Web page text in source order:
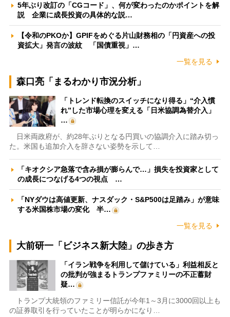
5年ぶり改訂の「CGコード」、何が変わったのかポイントを解
説 企業に成長投資の具体的な説…
【令和のPKOか】GPIFをめぐる片山財務相の「円資産への投
資拡大」発言の波紋 「国債重視」…
一覧を見る
森口亮「まるわかり市況分析」
「トレンド転換のスイッチになり得る」“介入慣
れ”した市場心理を変える「日米協調為替介入」
…
日米両政府が、約28年ぶりとなる円買いの協調介入に踏み切っ
た。米国も追加介入を辞さない姿勢を示して…
「キオクシア急落で含み損が膨らんで…」損失を投資家として
の成長につなげる4つの視点 …
「NYダウは高値更新、ナスダック・S&P500は足踏み」が意味
する米国株市場の変化 半…
一覧を見る
大前研一「ビジネス新大陸」の歩き方
「イラン戦争を利用して儲けている」利益相反と
の批判が強まるトランプファミリーの不正蓄財
疑…
トランプ大統領のファミリー信託が今年1～3月に3000回以上も
の証券取引を行っていたことが明らかになり…